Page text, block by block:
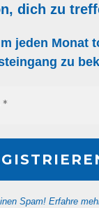
dich zu
jeden Monat
zu
Spam! Erfahre